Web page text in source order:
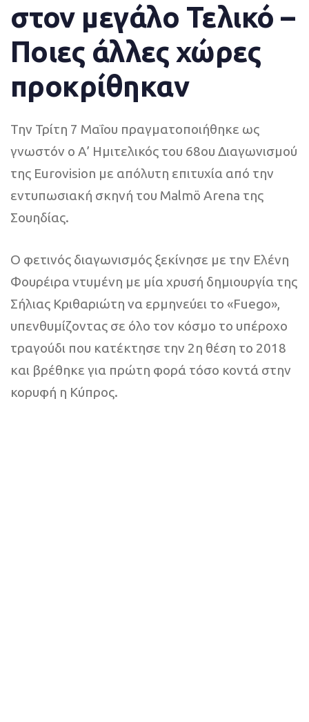
στον μεγάλο Τελικό –
Ποιες άλλες χώρες
προκρίθηκαν
Την Τρίτη 7 Μαΐου πραγματοποιήθηκε ως
γνωστόν ο Α’ Ημιτελικός του 68ου Διαγωνισμού
της Eurovision με απόλυτη επιτυχία από την
εντυπωσιακή σκηνή του Μalmö Arena της
Σουηδίας.
Ο φετινός διαγωνισμός ξεκίνησε με την Ελένη
Φουρέιρα ντυμένη με μία χρυσή δημιουργία της
Σήλιας Κριθαριώτη να ερμηνεύει το «Fuego»,
υπενθυμίζοντας σε όλο τον κόσμο το υπέροχο
τραγούδι που κατέκτησε την 2η θέση το 2018
και βρέθηκε για πρώτη φορά τόσο κοντά στην
κορυφή η Κύπρος.